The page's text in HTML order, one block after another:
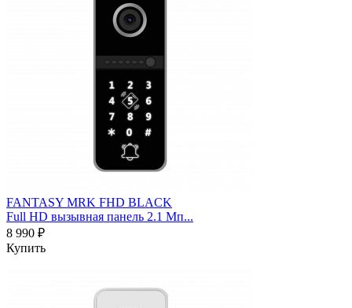
FANTASY MRK FHD BLACK
Full HD вызывная панель 2.1 Мп...
8 990 ₽
Купить